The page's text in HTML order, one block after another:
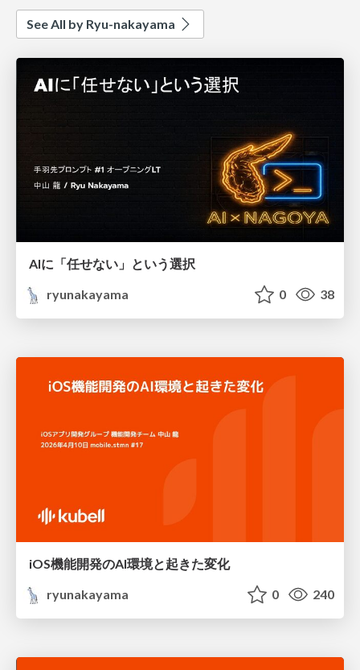
See All by Ryu-nakayama
AIに「任せない」という選択
ryunakayama
0 38
iOS機能開発のAI環境と起きた変化
ryunakayama
0 240